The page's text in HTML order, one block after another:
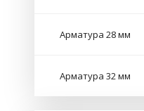
Арматура 28 мм
Арматура 32 мм